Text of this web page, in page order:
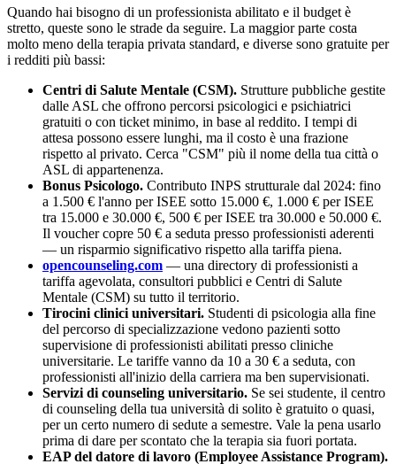
Quando hai bisogno di un professionista abilitato e il budget è
stretto, queste sono le strade da seguire. La maggior parte costa
molto meno della terapia privata standard, e diverse sono gratuite per
i redditi più bassi:
Centri di Salute Mentale (CSM). Strutture pubbliche gestite
dalle ASL che offrono percorsi psicologici e psichiatrici
gratuiti o con ticket minimo, in base al reddito. I tempi di
attesa possono essere lunghi, ma il costo è una frazione
rispetto al privato. Cerca "CSM" più il nome della tua città o
ASL di appartenenza.
Bonus Psicologo. Contributo INPS strutturale dal 2024: fino
a 1.500 € l'anno per ISEE sotto 15.000 €, 1.000 € per ISEE
tra 15.000 e 30.000 €, 500 € per ISEE tra 30.000 e 50.000 €.
Il voucher copre 50 € a seduta presso professionisti aderenti
— un risparmio significativo rispetto alla tariffa piena.
opencounseling.com — una directory di professionisti a
tariffa agevolata, consultori pubblici e Centri di Salute
Mentale (CSM) su tutto il territorio.
Tirocini clinici universitari. Studenti di psicologia alla fine
del percorso di specializzazione vedono pazienti sotto
supervisione di professionisti abilitati presso cliniche
universitarie. Le tariffe vanno da 10 a 30 € a seduta, con
professionisti all'inizio della carriera ma ben supervisionati.
Servizi di counseling universitario. Se sei studente, il centro
di counseling della tua università di solito è gratuito o quasi,
per un certo numero di sedute a semestre. Vale la pena usarlo
prima di dare per scontato che la terapia sia fuori portata.
EAP del datore di lavoro (Employee Assistance Program).